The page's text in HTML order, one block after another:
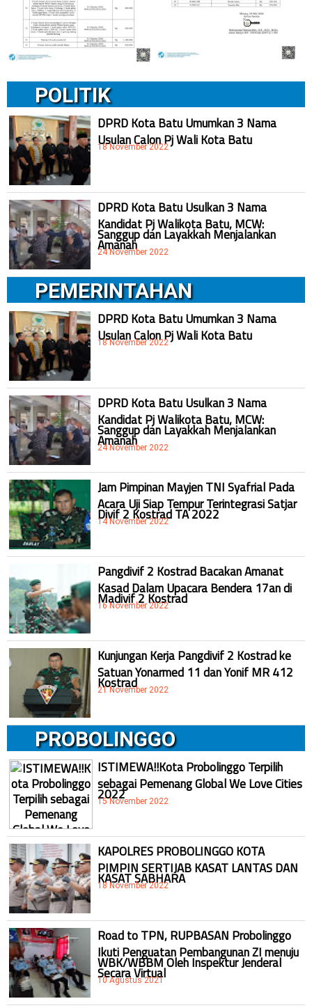
POLITIK
DPRD Kota Batu Umumkan 3 Nama
Usulan Calon Pj Wali Kota Batu
18 November 2022
DPRD Kota Batu Usulkan 3 Nama
Kandidat Pj Walikota Batu, MCW:
Sanggup dan Layakkah Menjalankan
Amanah
24 November 2022
PEMERINTAHAN
DPRD Kota Batu Umumkan 3 Nama
Usulan Calon Pj Wali Kota Batu
18 November 2022
DPRD Kota Batu Usulkan 3 Nama
Kandidat Pj Walikota Batu, MCW:
Sanggup dan Layakkah Menjalankan
Amanah
24 November 2022
Jam Pimpinan Mayjen TNI Syafrial Pada
Acara Uji Siap Tempur Terintegrasi Satjar
Divif 2 Kostrad TA 2022
14 November 2022
Pangdivif 2 Kostrad Bacakan Amanat
Kasad Dalam Upacara Bendera 17an di
Madivif 2 Kostrad
16 November 2022
Kunjungan Kerja Pangdivif 2 Kostrad ke
Satuan Yonarmed 11 dan Yonif MR 412
Kostrad
21 November 2022
PROBOLINGGO
ISTIMEWA!!Kota Probolinggo Terpilih
sebagai Pemenang Global We Love Cities
2022
15 November 2022
KAPOLRES PROBOLINGGO KOTA
PIMPIN SERTIJAB KASAT LANTAS DAN
KASAT SABHARA
18 November 2022
Road to TPN, RUPBASAN Probolinggo
Ikuti Penguatan Pembangunan ZI menuju
WBK/WBBM Oleh Inspektur Jenderal
Secara Virtual
10 Agustus 2021